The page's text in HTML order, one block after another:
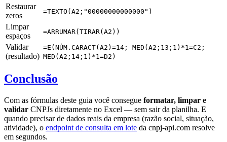
Restaurar
zeros
=TEXTO(A2;"00000000000000")
Limpar
espaços
=ARRUMAR(TIRAR(A2))
Validar
(resultado)
=E(NÚM.CARACT(A2)=14; MED(A2;13;1)*1=C2;
MED(A2;14;1)*1=D2)
Conclusão
Com as fórmulas deste guia você consegue formatar, limpar e
validar CNPJs diretamente no Excel — sem sair da planilha. E
quando precisar de dados reais da empresa (razão social, situação,
atividade), o endpoint de consulta em lote da cnpj-api.com resolve
em segundos.